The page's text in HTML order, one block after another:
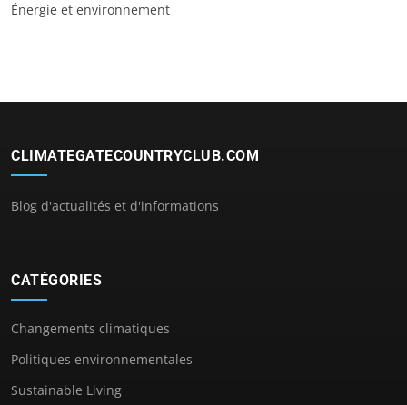
Énergie et environnement
CLIMATEGATECOUNTRYCLUB.COM
Blog d'actualités et d'informations
CATÉGORIES
Changements climatiques
Politiques environnementales
Sustainable Living